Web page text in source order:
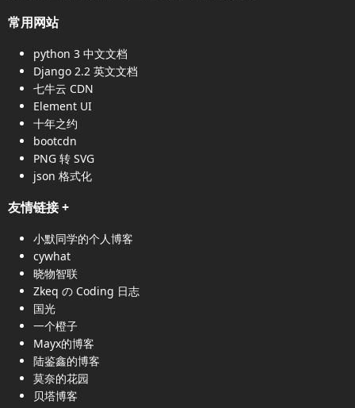
常用网站
python 3 中文文档
Django 2.2 英文文档
七牛云 CDN
Element UI
十年之约
bootcdn
PNG 转 SVG
json 格式化
友情链接+
小默同学的个人博客
cywhat
晓物智联
Zkeq の Coding 日志
国光
一个橙子
Mayx的博客
陆鉴鑫的博客
莫奈的花园
贝塔博客